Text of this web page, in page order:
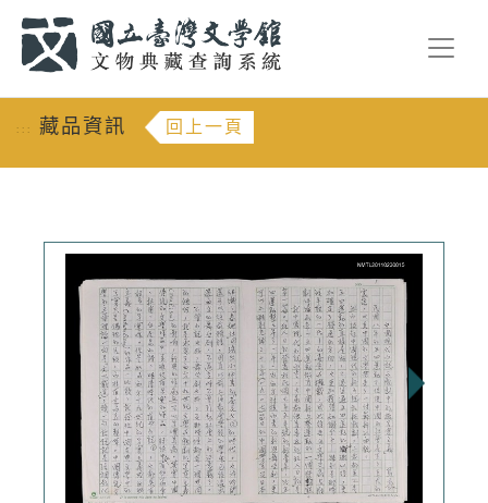
::: 藏品資訊 回上一頁